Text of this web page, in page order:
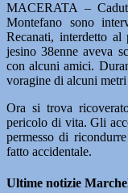
MACERATA –
Montefano sono
Recanati, interdetto
jesino 38enne aveva
con alcuni amici.
voragine di alcuni
Ora si trova
pericolo di vita. Gli
permesso di
fatto accidentale.
Ultime notizie